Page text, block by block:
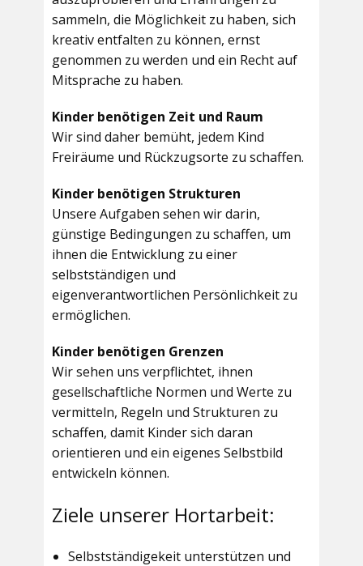
sammeln, die Möglichkeit zu haben, sich
kreativ entfalten zu können, ernst
genommen zu werden und ein Recht auf
Mitsprache zu haben.
Kinder benötigen Zeit und Raum
Wir sind daher bemüht, jedem Kind
Freiräume und Rückzugsorte zu schaffen.
Kinder benötigen Strukturen
Unsere Aufgaben sehen wir darin,
günstige Bedingungen zu schaffen, um
ihnen die Entwicklung zu einer
selbstständigen und
eigenverantwortlichen Persönlichkeit zu
ermöglichen.
Kinder benötigen Grenzen
Wir sehen uns verpflichtet, ihnen
gesellschaftliche Normen und Werte zu
vermitteln, Regeln und Strukturen zu
schaffen, damit Kinder sich daran
orientieren und ein eigenes Selbstbild
entwickeln können.
Ziele unserer Hortarbeit:
Selbstständigekeit unterstützen und